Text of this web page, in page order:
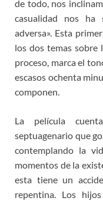
de todo, nos
casualidad nos ha
adversa». Esta
los dos temas sobre
proceso, marca el
escasos ochenta
componen.
La película
septuagenario que
contemplando la
momentos de la
esta tiene un
repentina. Los